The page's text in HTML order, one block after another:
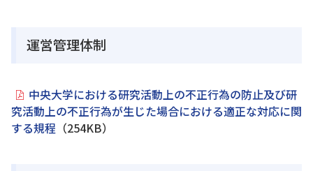
運営管理体制
中央大学における研究活動上の不正行為の防止及び研
究活動上の不正行為が生じた場合における適正な対応に関
する規程 （254KB）